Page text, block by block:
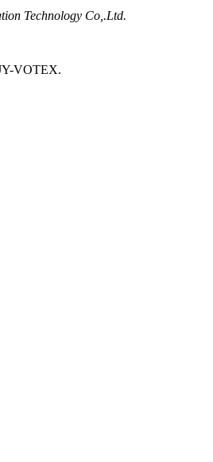
Technology Co,.Ltd.
VOTEX.